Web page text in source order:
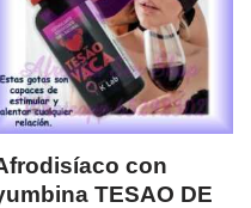
con
TESAO DE